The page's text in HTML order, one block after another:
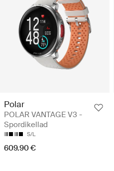
Polar
POLAR VANTAGE V3 -
Spordikellad
S/L
609.90 €